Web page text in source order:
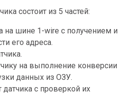
состоит из 5 частей:
на шине 1-wire с получением и
его адреса.
на выполнение конверсии
данных из ОЗУ.
с проверкой их